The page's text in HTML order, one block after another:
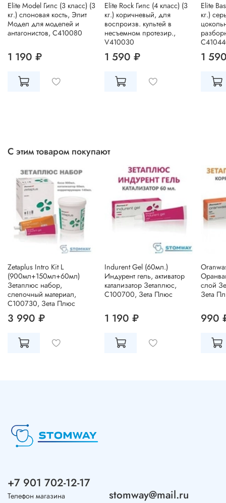
Elite Model Гипс (3 класс) (3
кг.) слоновая кость, Элит
Модел для моделей и
антагонистов, C410080
1 190 ₽
Elite Rock Гипс (4 класс) (3
кг.) коричневый, для
воспроизв. культей в
несъемном протезир.,
V410030
1 590 ₽
Elite
кг.)
1
С этим товаром покупают
Zetaplus Intro Kit L
(900мл+150мл+60мл)
Зетаплюс набор,
слепочный материал,
C100730, Зета Плюс
3 990 ₽
Indurent Gel (60мл.)
Индурент гель, активатор
катализатор Зетаплюс,
C100700, Зета Плюс
1 190 ₽
слой
Зета
990
+7 901 702-12-17
Телефон магазина stomway@mail.ru